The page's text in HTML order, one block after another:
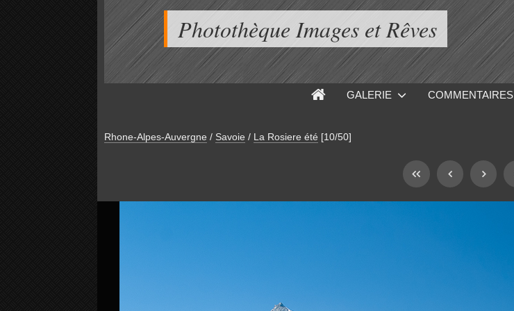
Photothèque Images et Rêves
GALERIE COMMENTAIRES
Rhone-Alpes-Auvergne / Savoie / La Rosiere été [10/50]